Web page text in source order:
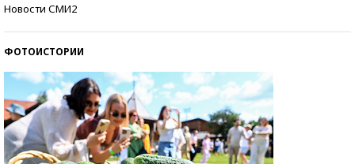
Новости СМИ2
ФОТОИСТОРИИ